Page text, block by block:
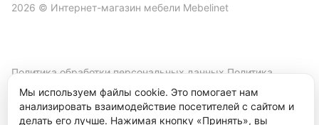
2026 © Интернет-магазин мебели Mebelinet
Политика обработки персональных данных Политика
конфиденциальности
Продвижение сайта студияРекламный контент
Мы используем файлы cookie. Это помогает нам
анализировать взаимодействие посетителей с сайтом и
делать его лучше. Нажимая кнопку «Принять», вы